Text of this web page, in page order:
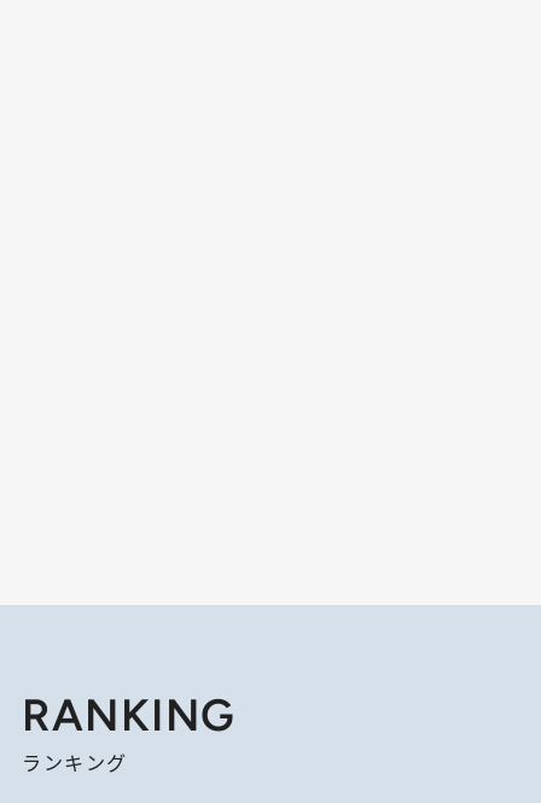
RANKING
ランキング